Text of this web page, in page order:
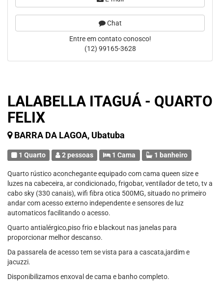
LALABELLA ITAGUÁ - QUARTO
FELIX
BARRA DA LAGOA, Ubatuba
1 Quarto 2 pessoas 1 Cama 1 banheiro
Quarto rústico aconchegante equipado com cama queen size e
luzes na cabeceira, ar condicionado, frigobar, ventilador de teto, tv a
cabo sky (330 canais), wifi fibra otica 500MG, situado no primeiro
andar com acesso externo independente e sensores de luz
automaticos facilitando o acesso.
Quarto antialérgico,piso frio e blackout nas janelas para
proporcionar melhor descanso.
Da passarela de acesso tem se vista para a cascata,jardim e
jacuzzi.
Disponibilizamos enxoval de cama e banho completo.
Chat
Entre em contato conosco!
(12) 99165-3628